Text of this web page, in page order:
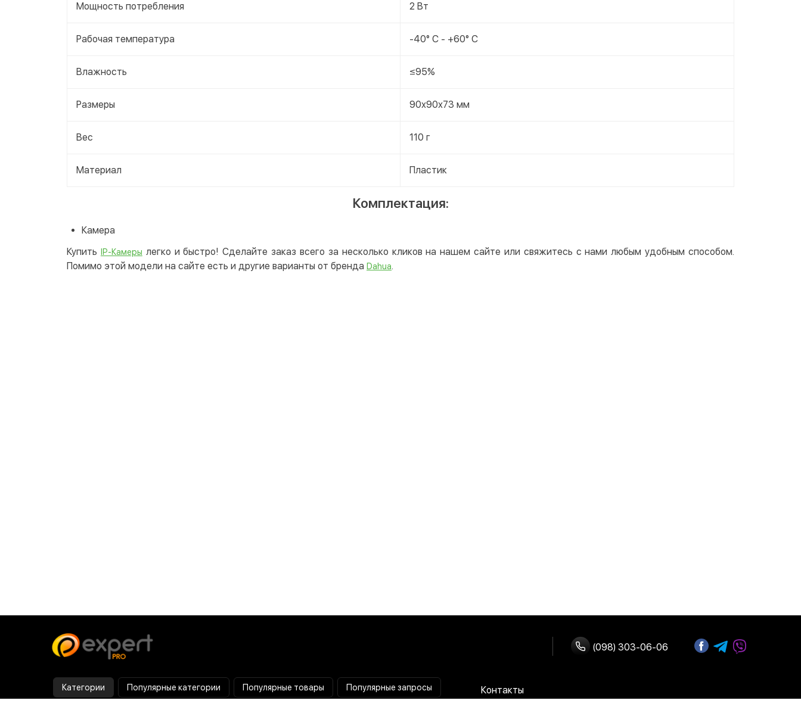
Мощность потребления 2 Вт
Рабочая температура -40° C - +60° C
Влажность ≤95%
Размеры 90х90х73 мм
Вес 110 г
Материал Пластик
Комплектация:
Камера
Купить
IP-Камеры легко и быстро! Сделайте заказ всего за несколько кликов на нашем сайте или свяжитесь с нами любым удобным способом.
Помимо этой модели на сайте есть и другие варианты от бренда Dahua.
(098) 303-06-06
Категории Популярные категории Популярные товары Популярные запросы Контакты